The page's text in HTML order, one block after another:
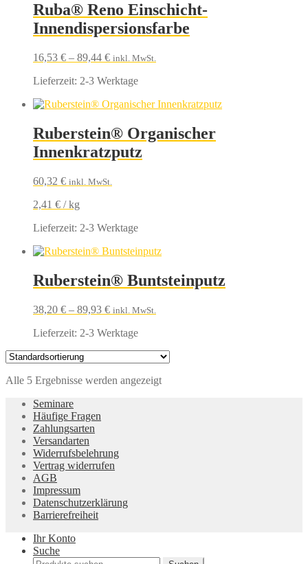
Ruba® Reno Einschicht-
Innendispersionsfarbe
16,53 € – 89,44 € inkl. MwSt.
Lieferzeit: 2-3 Werktage
Ruberstein® Organischer
Innenkratzputz
60,32 € inkl. MwSt.
2,41 € /kg
Lieferzeit: 2-3 Werktage
Ruberstein® Buntsteinputz
38,20 € – 89,93 € inkl. MwSt.
Lieferzeit: 2-3 Werktage
Alle 5 Ergebnisse werden angezeigt
Seminare
Häufige Fragen
Zahlungsarten
Versandarten
Widerrufsbelehrung
Vertrag widerrufen
AGB
Impressum
Datenschutzerklärung
Barrierefreiheit
Ihr Konto
Suche